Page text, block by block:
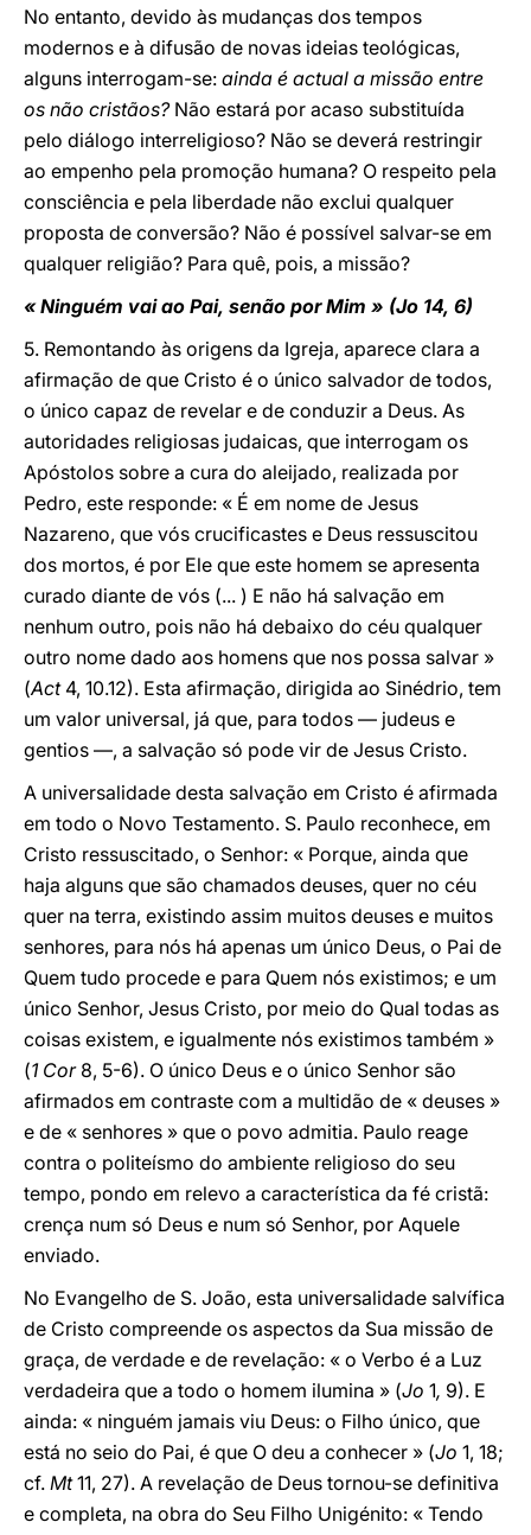
No entanto, devido às mudanças dos tempos
modernos e à difusão de novas ideias teológicas,
alguns interrogam-se: ainda é actual a missão entre
os não cristãos? Não estará por acaso substituída
pelo diálogo interreligioso? Não se deverá restringir
ao empenho pela promoção humana? O respeito pela
consciência e pela liberdade não exclui qualquer
proposta de conversão? Não é possível salvar-se em
qualquer religião? Para quê, pois, a missão?
« Ninguém vai ao Pai, senão por Mim » (Jo 14, 6)
5. Remontando às origens da Igreja, aparece clara a
afirmação de que Cristo é o único salvador de todos,
o único capaz de revelar e de conduzir a Deus. As
autoridades religiosas judaicas, que interrogam os
Apóstolos sobre a cura do aleijado, realizada por
Pedro, este responde: « É em nome de Jesus
Nazareno, que vós crucificastes e Deus ressuscitou
dos mortos, é por Ele que este homem se apresenta
curado diante de vós (... ) E não há salvação em
nenhum outro, pois não há debaixo do céu qualquer
outro nome dado aos homens que nos possa salvar »
(Act4, 10.12). Esta afirmação, dirigida ao Sinédrio, tem
um valor universal, já que, para todos — judeus e
gentios —, a salvação só pode vir de Jesus Cristo.
A universalidade desta salvação em Cristo é afirmada
em todo o Novo Testamento. S. Paulo reconhece, em
Cristo ressuscitado, o Senhor: « Porque, ainda que
haja alguns que são chamados deuses, quer no céu
quer na terra, existindo assim muitos deuses e muitos
senhores, para nós há apenas um único Deus, o Pai de
Quem tudo procede e para Quem nós existimos; e um
único Senhor, Jesus Cristo, por meio do Qual todas as
coisas existem, e igualmente nós existimos também »
(1 Cor8, 5-6). O único Deus e o único Senhor são
afirmados em contraste com a multidão de « deuses »
e de « senhores » que o povo admitia. Paulo reage
contra o politeísmo do ambiente religioso do seu
tempo, pondo em relevo a característica da fé cristã:
crença num só Deus e num só Senhor, por Aquele
enviado.
No Evangelho de S. João, esta universalidade salvífica
de Cristo compreende os aspectos da Sua missão de
graça, de verdade e de revelação: « o Verbo é a Luz
verdadeira que a todo o homem ilumina » (Jo 1, 9). E
ainda: « ninguém jamais viu Deus: o Filho único, que
está no seio do Pai, é que O deu a conhecer » (Jo 1, 18;
cf. Mt11, 27). A revelação de Deus tornou-se definitiva
e completa, na obra do Seu Filho Unigénito: « Tendo